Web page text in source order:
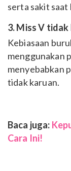
serta sakit saat
3. Miss V tidak
Kebiasaan
menggunakan
menyebabkan
tidak karuan.
Baca juga:
Cara Ini!